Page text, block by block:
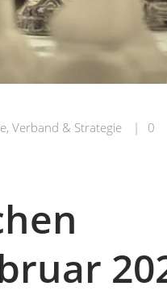
, Verband & Strategie |
0